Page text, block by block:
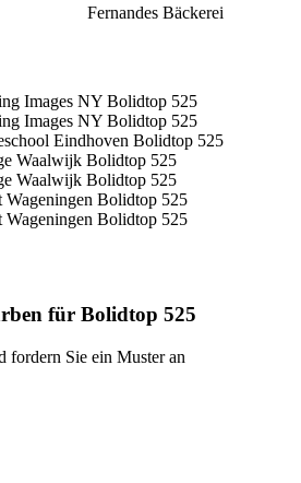
Fernandes Bäckerei
für Bolidtop 525
fordern Sie ein Muster an